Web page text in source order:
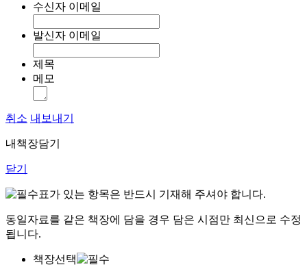
수신자 이메일
발신자 이메일
제목
메모
취소 내보내기
내책장담기
닫기
표가 있는 항목은 반드시 기재해 주셔야 합니다.
동일자료를 같은 책장에 담을 경우 담은 시점만 최신으로 수정
됩니다.
책장선택